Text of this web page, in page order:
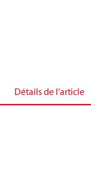
Détails de l’article